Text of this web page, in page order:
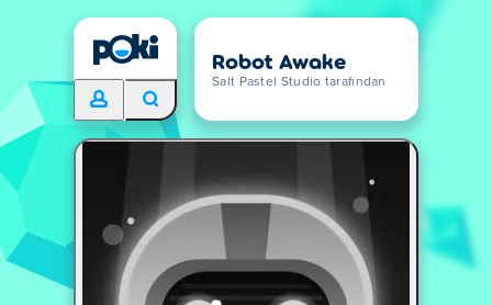
Robot Awake
Salt Pastel Studio tarafından